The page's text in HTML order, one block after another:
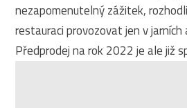
nezapomenutelný zážitek,
restauraci provozovat jen v jarních
Předprodej na rok 2022 je ale již